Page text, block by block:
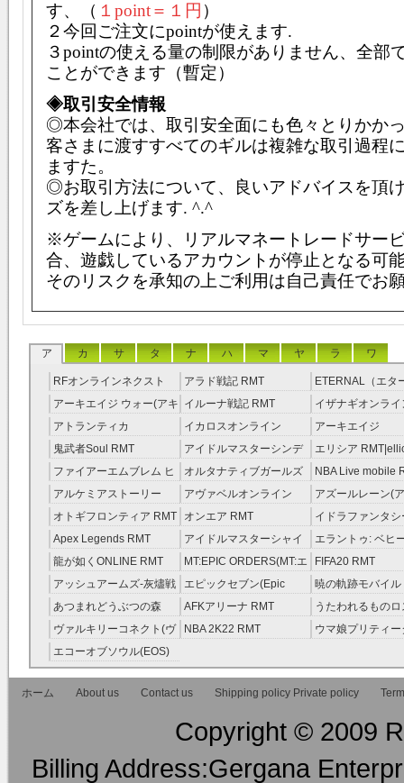
す、（ １point＝１円 ）
２今回ご注文にpointが使えます.
３pointの使える量の制限がありません、全部
ことができます（暫定）
◈取引安全情報
◎本会社では、取引安全面にも色々とりかか
客さまに渡すすべてのギルは複雑な取引過程
ますた。
◎お取引方法について、良いアドバイスを頂
ズを差し上げます. ^.^
※ゲームにより、リアルマネートレードサー
合、遊戯しているアカウントが停止となる可
そのリスクを承知の上ご利用は自己責任でお
ア カ サ タ ナ ハ マ ヤ ラ ワ
RFオンラインネクスト
RMT
アラド戦記 RMT
ETERNAL（エタ
RMT
アーキエイジ ウォー(アキ
ウオ) RMT
イルーナ戦記 RMT
イザナギオンライ
アトランティカ
RMT|Atlantica RMT
イカロスオンライン
RMT（予約制）
アーキエイジ
RMT|ArcheAge
約制）
鬼武者Soul RMT
アイドルマスターシンデ
レラガールズ(モバマス)
RMT
エリシア
RMT
ファイアーエムブレム ヒ
ーローズ(FEヒーローズ)
RMT
オルタナティブガールズ
RMT
NBA Live mobile
アルケミアストーリー
（アルスト） RMT
アヴァベルオンライン
RMT
アズールレーン(
RMT
オトギフロンティア RMT オンエア RMT
イドラファンタシ
ーサーガ RMT
Apex Legends RMT
アイドルマスターシャイ
ニーカラーズ(シャニマス)
RMT
エラントゥ: ベヒ
ピリット RMT
龍が如くONLINE RMT
MT:EPIC ORDERS(MT:エ
ピック・オーダーズ)
RMT
FIFA20 RMT
アッシュアームズ‐灰燼戦
線 RMT
エピックセブン(Epic
Seven) RMT
暁の軌跡モバイル
伝説 ） RMT
あつまれどうぶつの森
RMT
AFKアリーナ RMT
うたわれるもの
ラグ(ロスフラ)
ヴァルキリーコネクト(ヴ
ァルコネ) RMT
NBA 2K22 RMT
ウマ娘プリティー
エコーオブソウル(EOS)
RMT
ホーム
About us Contact us Shipping policy Private policy
Copyright © 2009
Billing Address:Gergana